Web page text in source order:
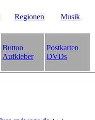
Regionen Musik
Button
Aufkleber
Postkarten
DVDs